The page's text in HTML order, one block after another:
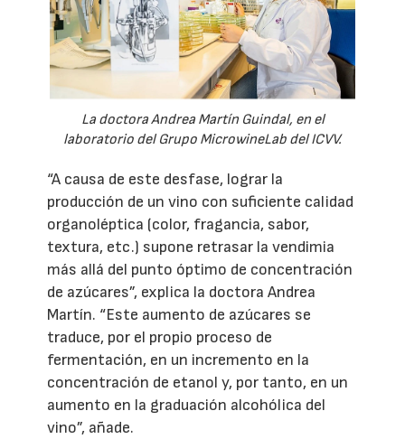
La doctora Andrea Martín Guindal, en el
laboratorio del Grupo MicrowineLab del ICVV.
“A causa de este desfase, lograr la
producción de un vino con suficiente calidad
organoléptica (color, fragancia, sabor,
textura, etc.) supone retrasar la vendimia
más allá del punto óptimo de concentración
de azúcares”, explica la doctora Andrea
Martín. “Este aumento de azúcares se
traduce, por el propio proceso de
fermentación, en un incremento en la
concentración de etanol y, por tanto, en un
aumento en la graduación alcohólica del
vino”, añade.